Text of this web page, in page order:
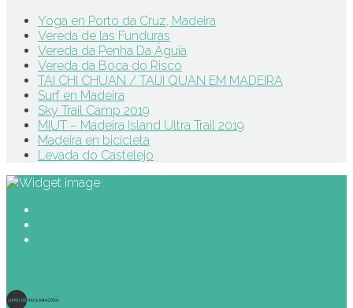
Yoga en Porto da Cruz, Madeira
Vereda de las Funduras
Vereda da Penha Da Águia
Vereda da Boca do Risco
TAI CHI CHUAN / TAIJI QUAN EM MADEIRA
Surf en Madeira
Sky Trail Camp 2019
MIUT – Madeira Island Ultra Trail 2019
Madeira en bicicleta
Levada do Castelejo